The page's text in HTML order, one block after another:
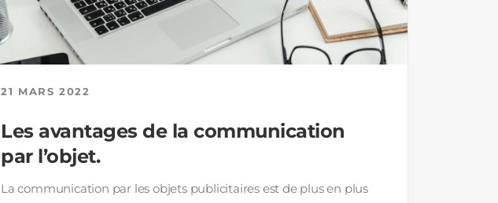
21 MARS 2022
Les avantages de la communication
par l’objet.
La communication par les objets publicitaires est de plus en plus